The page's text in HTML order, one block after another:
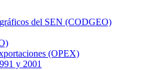
del SEN (CODGEO)
(OPEX)
y 2001